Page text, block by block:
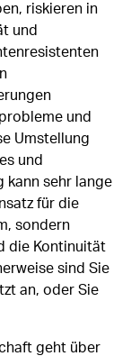
riskieren in
und
und
Umstellung
und
kann sehr lange
für die
sondern
die Kontinuität
sind Sie
an, oder Sie
geht über